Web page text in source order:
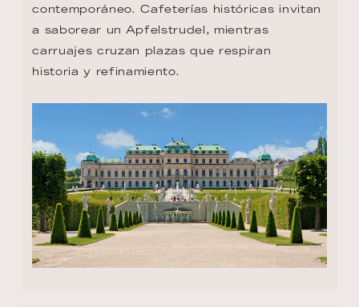
contemporáneo. Cafeterías históricas invitan
a saborear un Apfelstrudel, mientras
carruajes cruzan plazas que respiran
historia y refinamiento.